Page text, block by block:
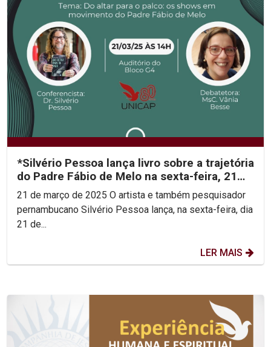
*Silvério Pessoa lança livro sobre a trajetória
do Padre Fábio de Melo na sexta-feira, 21
de...
21 de março de 2025 O artista e também pesquisador
pernambucano Silvério Pessoa lança, na sexta-feira, dia
21 de...
LER MAIS